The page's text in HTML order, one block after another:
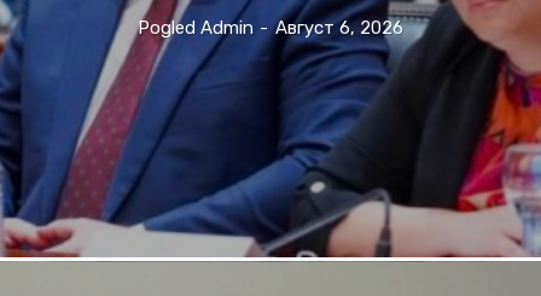
Pogled Admin - Август 6, 2026